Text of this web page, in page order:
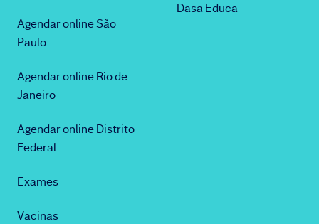
Agendar online São
Paulo
Agendar online Rio de
Janeiro
Agendar online Distrito
Federal
Exames
Vacinas
Dasa Educa